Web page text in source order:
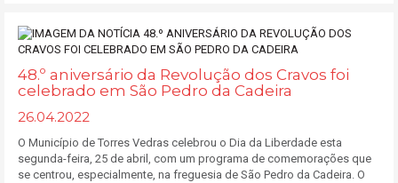
48.º aniversário da Revolução dos Cravos foi
celebrado em São Pedro da Cadeira
26.04.2022
O Município de Torres Vedras celebrou o Dia da Liberdade esta
segunda-feira, 25 de abril, com um programa de comemorações que
se centrou, especialmente, na freguesia de São Pedro da Cadeira. O